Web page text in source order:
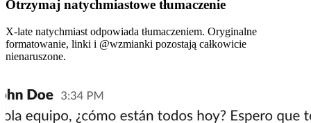
Otrzymaj natychmiastowe tłumaczenie
X-late natychmiast odpowiada tłumaczeniem. Oryginalne
formatowanie, linki i @wzmianki pozostają całkowicie
nienaruszone.